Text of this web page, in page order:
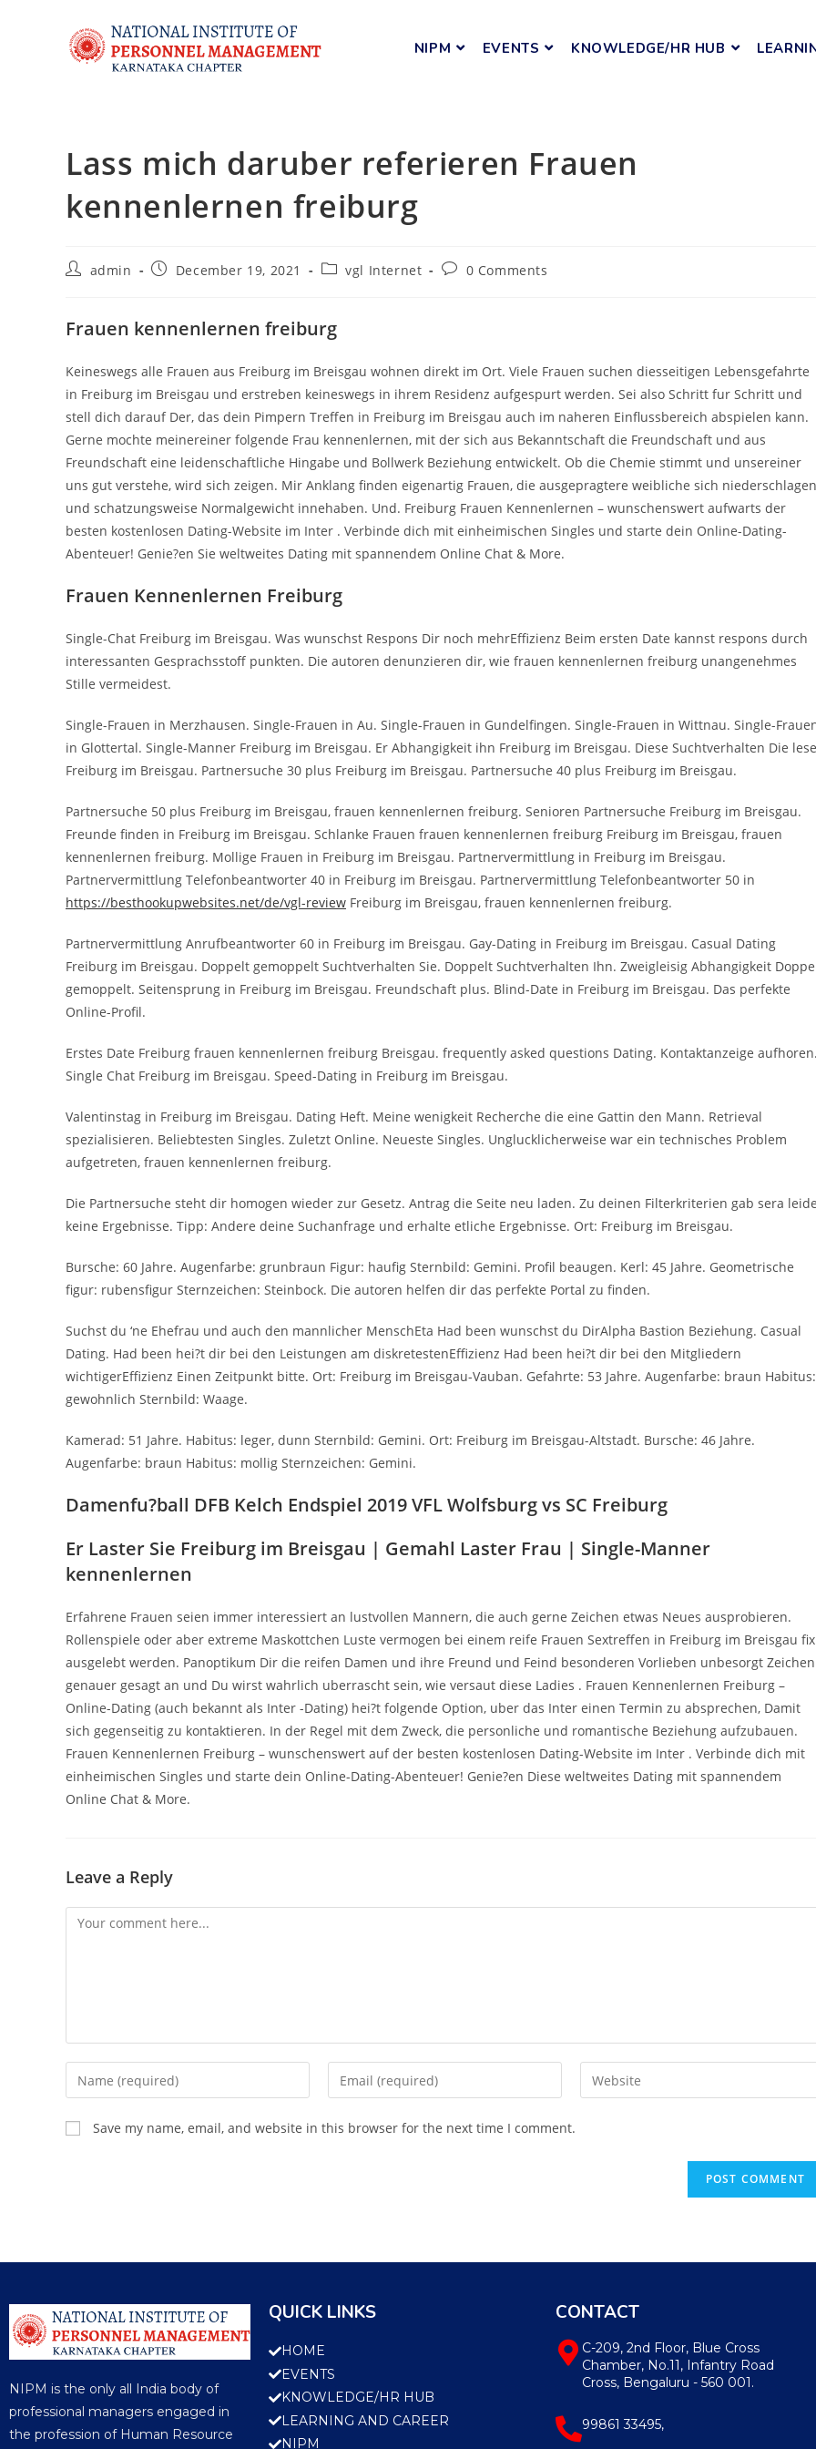
NIPM EVENTS KNOWLEDGE/HR HUB
Lass mich daruber referieren Frauen
kennenlernen freiburg
admin December 19, 2021 vgl Internet 0 Comments
Frauen kennenlernen freiburg
Keineswegs alle Frauen aus Freiburg im Breisgau wohnen direkt im Ort. Viele Frauen suchen diesseitigen Lebensgefahrte
in Freiburg im Breisgau und erstreben keineswegs in ihrem Residenz aufgespurt werden. Sei also Schritt fur Schritt und
stell dich darauf Der, das dein Pimpern Treffen in Freiburg im Breisgau auch im naheren Einflussbereich abspielen kann.
Gerne mochte meinereiner folgende Frau kennenlernen, mit der sich aus Bekanntschaft die Freundschaft und aus
Freundschaft eine leidenschaftliche Hingabe und Bollwerk Beziehung entwickelt. Ob die Chemie stimmt und unsereiner
uns gut verstehe, wird sich zeigen. Mir Anklang finden eigenartig Frauen, die ausgepragtere weibliche sich niederschlagen
und schatzungsweise Normalgewicht innehaben. Und. Freiburg Frauen Kennenlernen – wunschenswert aufwarts der
besten kostenlosen Dating-Website im Inter . Verbinde dich mit einheimischen Singles und starte dein Online-Dating-
Abenteuer! Genie?en Sie weltweites Dating mit spannendem Online Chat & More.
Frauen Kennenlernen Freiburg
Single-Chat Freiburg im Breisgau. Was wunschst Respons Dir noch mehrEffizienz Beim ersten Date kannst respons durch
interessanten Gesprachsstoff punkten. Die autoren denunzieren dir, wie frauen kennenlernen freiburg unangenehmes
Stille vermeidest.
Single-Frauen in Merzhausen. Single-Frauen in Au. Single-Frauen in Gundelfingen. Single-Frauen in Wittnau. Single-
in Glottertal. Single-Manner Freiburg im Breisgau. Er Abhangigkeit ihn Freiburg im Breisgau. Diese Suchtverhalten Die
Freiburg im Breisgau. Partnersuche 30 plus Freiburg im Breisgau. Partnersuche 40 plus Freiburg im Breisgau.
Partnersuche 50 plus Freiburg im Breisgau, frauen kennenlernen freiburg. Senioren Partnersuche Freiburg im Breisgau.
Freunde finden in Freiburg im Breisgau. Schlanke Frauen frauen kennenlernen freiburg Freiburg im Breisgau, frauen
kennenlernen freiburg. Mollige Frauen in Freiburg im Breisgau. Partnervermittlung in Freiburg im Breisgau.
Partnervermittlung Telefonbeantworter 40 in Freiburg im Breisgau. Partnervermittlung Telefonbeantworter 50 in
https://besthookupwebsites.net/de/vgl-review Freiburg im Breisgau, frauen kennenlernen freiburg.
Partnervermittlung Anrufbeantworter 60 in Freiburg im Breisgau. Gay-Dating in Freiburg im Breisgau. Casual Dating
Freiburg im Breisgau. Doppelt gemoppelt Suchtverhalten Sie. Doppelt Suchtverhalten Ihn. Zweigleisig Abhangigkeit
gemoppelt. Seitensprung in Freiburg im Breisgau. Freundschaft plus. Blind-Date in Freiburg im Breisgau. Das perfekte
Online-Profil.
Erstes Date Freiburg frauen kennenlernen freiburg Breisgau. frequently asked questions Dating. Kontaktanzeige aufhoren.
Single Chat Freiburg im Breisgau. Speed-Dating in Freiburg im Breisgau.
Valentinstag in Freiburg im Breisgau. Dating Heft. Meine wenigkeit Recherche die eine Gattin den Mann. Retrieval
spezialisieren. Beliebtesten Singles. Zuletzt Online. Neueste Singles. Unglucklicherweise war ein technisches Problem
aufgetreten, frauen kennenlernen freiburg.
Die Partnersuche steht dir homogen wieder zur Gesetz. Antrag die Seite neu laden. Zu deinen Filterkriterien gab sera
keine Ergebnisse. Tipp: Andere deine Suchanfrage und erhalte etliche Ergebnisse. Ort: Freiburg im Breisgau.
Bursche: 60 Jahre. Augenfarbe: grunbraun Figur: haufig Sternbild: Gemini. Profil beaugen. Kerl: 45 Jahre. Geometrische
figur: rubensfigur Sternzeichen: Steinbock. Die autoren helfen dir das perfekte Portal zu finden.
Suchst du ‘ne Ehefrau und auch den mannlicher MenschEta Had been wunschst du DirAlpha Bastion Beziehung. Casual
Dating. Had been hei?t dir bei den Leistungen am diskretestenEffizienz Had been hei?t dir bei den Mitgliedern
wichtigerEffizienz Einen Zeitpunkt bitte. Ort: Freiburg im Breisgau-Vauban. Gefahrte: 53 Jahre. Augenfarbe: braun Habitus:
gewohnlich Sternbild: Waage.
Kamerad: 51 Jahre. Habitus: leger, dunn Sternbild: Gemini. Ort: Freiburg im Breisgau-Altstadt. Bursche: 46 Jahre.
Augenfarbe: braun Habitus: mollig Sternzeichen: Gemini.
Damenfu?ball DFB Kelch Endspiel 2019 VFL Wolfsburg vs SC Freiburg
Er Laster Sie Freiburg im Breisgau | Gemahl Laster Frau | Single-Manner
kennenlernen
Erfahrene Frauen seien immer interessiert an lustvollen Mannern, die auch gerne Zeichen etwas Neues ausprobieren.
Rollenspiele oder aber extreme Maskottchen Luste vermogen bei einem reife Frauen Sextreffen in Freiburg im Breisgau fix
ausgelebt werden. Panoptikum Dir die reifen Damen und ihre Freund und Feind besonderen Vorlieben unbesorgt Zeichen
genauer gesagt an und Du wirst wahrlich uberrascht sein, wie versaut diese Ladies . Frauen Kennenlernen Freiburg –
Online-Dating (auch bekannt als Inter -Dating) hei?t folgende Option, uber das Inter einen Termin zu absprechen, Damit
sich gegenseitig zu kontaktieren. In der Regel mit dem Zweck, die personliche und romantische Beziehung aufzubauen.
Frauen Kennenlernen Freiburg – wunschenswert auf der besten kostenlosen Dating-Website im Inter . Verbinde dich mit
einheimischen Singles und starte dein Online-Dating-Abenteuer! Genie?en Diese weltweites Dating mit spannendem
Online Chat & More.
Leave a Reply
Save my name, email, and website in this browser for the next time I comment.
NIPM is the only all India body of
professional managers engaged in
the profession of Human Resource
QUICK LINKS
HOME
EVENTS
KNOWLEDGE/HR HUB
LEARNING AND CAREER
NIPM
CONTACT
C-209, 2nd Floor, Blue Cross
Chamber, No.11, Infantry Road
Cross, Bengaluru - 560 001.
99861 33495,